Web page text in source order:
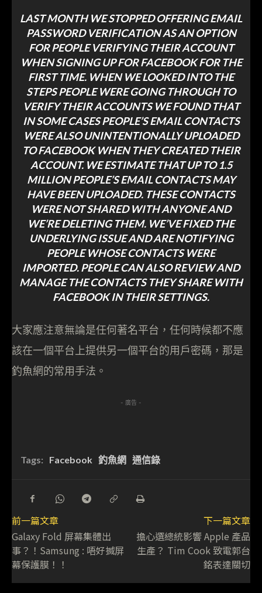
LAST MONTH WE STOPPED OFFERING EMAIL
PASSWORD VERIFICATION AS AN OPTION
FOR PEOPLE VERIFYING THEIR ACCOUNT
WHEN SIGNING UP FOR FACEBOOK FOR THE
FIRST TIME. WHEN WE LOOKED INTO THE
STEPS PEOPLE WERE GOING THROUGH TO
VERIFY THEIR ACCOUNTS WE FOUND THAT
IN SOME CASES PEOPLE’S EMAIL CONTACTS
WERE ALSO UNINTENTIONALLY UPLOADED
TO FACEBOOK WHEN THEY CREATED THEIR
ACCOUNT. WE ESTIMATE THAT UP TO 1.5
MILLION PEOPLE’S EMAIL CONTACTS MAY
HAVE BEEN UPLOADED. THESE CONTACTS
WERE NOT SHARED WITH ANYONE AND
WE’RE DELETING THEM. WE’VE FIXED THE
UNDERLYING ISSUE AND ARE NOTIFYING
PEOPLE WHOSE CONTACTS WERE
IMPORTED. PEOPLE CAN ALSO REVIEW AND
MANAGE THE CONTACTS THEY SHARE WITH
FACEBOOK IN THEIR SETTINGS.
大家應注意無論是任何著名平台，任何時候都不應
該在一個平台上提供另一個平台的用戶密碼，那是
釣魚網的常用手法。
- 廣告 -
Tags: Facebook 釣魚網 通信錄
前一篇文章
Galaxy Fold 屏幕集體出
事？！Samsung : 唔好搣屏
幕保護膜！！
下一篇文章
擔心選總統影響 Apple 產品
生產？ Tim Cook 致電郭台
銘表達關切